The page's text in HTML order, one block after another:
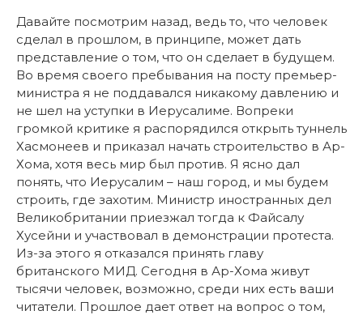
Давайте посмотрим назад, ведь то, что человек
сделал в прошлом, в принципе, может дать
представление о том, что он сделает в будущем.
Во время своего пребывания на посту премьер-
министра я не поддавался никакому давлению и
не шел на уступки в Иерусалиме. Вопреки
громкой критике я распорядился открыть туннель
Хасмонеев и приказал начать строительство в Ар-
Хома, хотя весь мир был против. Я ясно дал
понять, что Иерусалим – наш город, и мы будем
строить, где захотим. Министр иностранных дел
Великобритании приезжал тогда к Файсалу
Хусейни и участвовал в демонстрации протеста.
Из-за этого я отказался принять главу
британского МИД. Сегодня в Ар-Хома живут
тысячи человек, возможно, среди них есть ваши
читатели. Прошлое дает ответ на вопрос о том,